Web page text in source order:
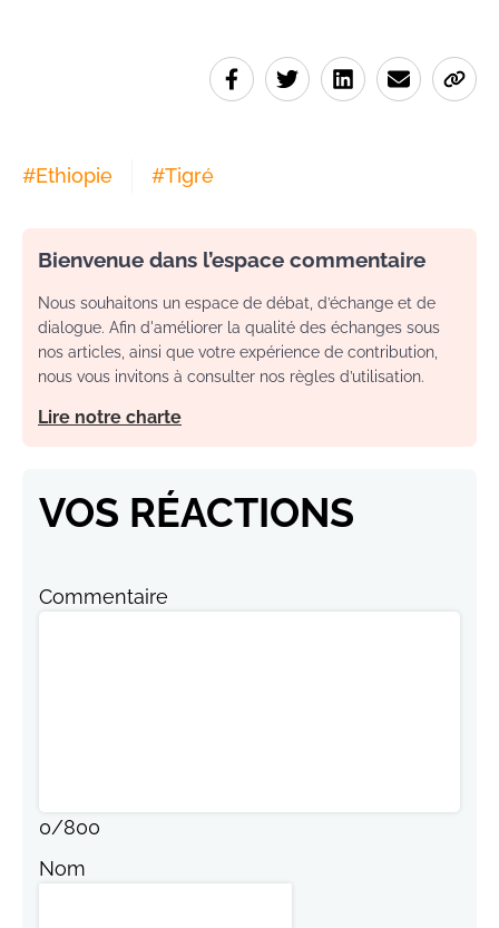
#Ethiopie #Tigré
Bienvenue dans l’espace commentaire
Nous souhaitons un espace de débat, d’échange et de
dialogue. Afin d'améliorer la qualité des échanges sous
nos articles, ainsi que votre expérience de contribution,
nous vous invitons à consulter nos règles d’utilisation.
Lire notre charte
VOS RÉACTIONS
Commentaire
0/800
Nom